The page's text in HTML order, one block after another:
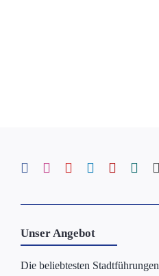
Unser Angebot
Die beliebtesten Stadtführungen